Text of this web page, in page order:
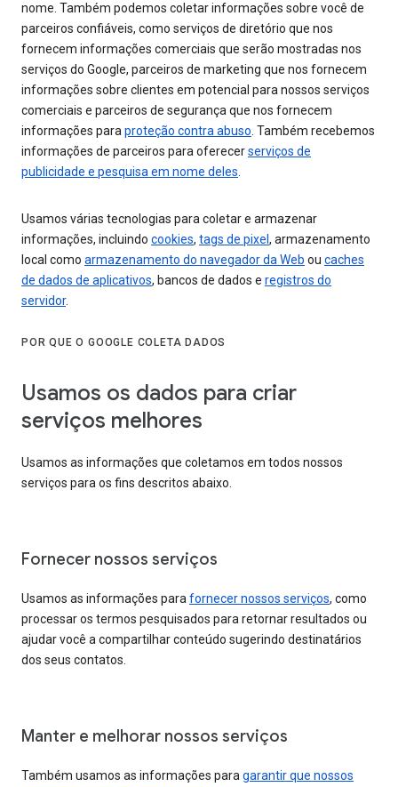
nome. Também podemos coletar informações sobre você de
parceiros confiáveis, como serviços de diretório que nos
fornecem informações comerciais que serão mostradas nos
serviços do Google, parceiros de marketing que nos fornecem
informações sobre clientes em potencial para nossos serviços
comerciais e parceiros de segurança que nos fornecem
informações paraproteção contra abuso. Também recebemos
informações de parceiros para oferecerserviços de
publicidade e pesquisa em nome deles.
Usamos várias tecnologias para coletar e armazenar
informações, incluindo cookies, tags de pixel , armazenamento
local como armazenamento do navegador da Web ou caches
de dados de aplicativos, bancos de dados e registros do
servidor.
POR QUE O GOOGLE COLETA DADOS
Usamos os dados para criar
serviços melhores
Usamos as informações que coletamos em todos nossos
serviços para os fins descritos abaixo.
Fornecer nossos serviços
Usamos as informações para fornecer nossos serviços, como
processar os termos pesquisados para retornar resultados ou
ajudar você a compartilhar conteúdo sugerindo destinatários
dos seus contatos.
Manter e melhorar nossos serviços
Também usamos as informações para garantir que nossos